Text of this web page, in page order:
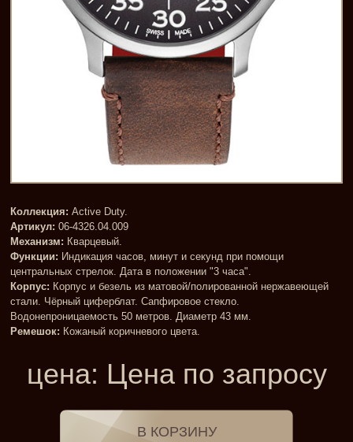
Коллекция: Active Duty.
Артикул: 06-4326.04.009
Механизм: Кварцевый.
Функции: Индикация часов, минут и секунд при помощи
центральных стрелок. Дата в положении "3 часа".
Корпус: Корпус и безель из матовой/полированной нержавеющей
стали. Чёрный циферблат. Сапфировое стекло.
Водонепроницаемость 50 метров. Диаметр 43 мм.
Ремешок: Кожаный коричневого цвета.
цена: Цена по запросу